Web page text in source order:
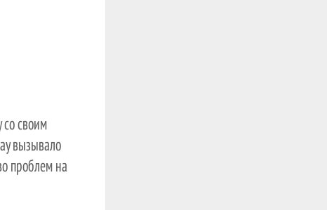
со своим
вызывало
проблем на